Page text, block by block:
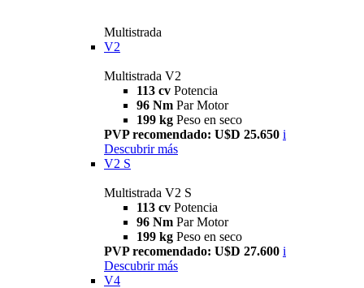
Multistrada
V2
Multistrada V2
113 cv Potencia
96 Nm Par Motor
199 kg Peso en seco
PVP recomendado: U$D 25.650 i
Descubrir más
V2 S
Multistrada V2 S
113 cv Potencia
96 Nm Par Motor
199 kg Peso en seco
PVP recomendado: U$D 27.600 i
Descubrir más
V4